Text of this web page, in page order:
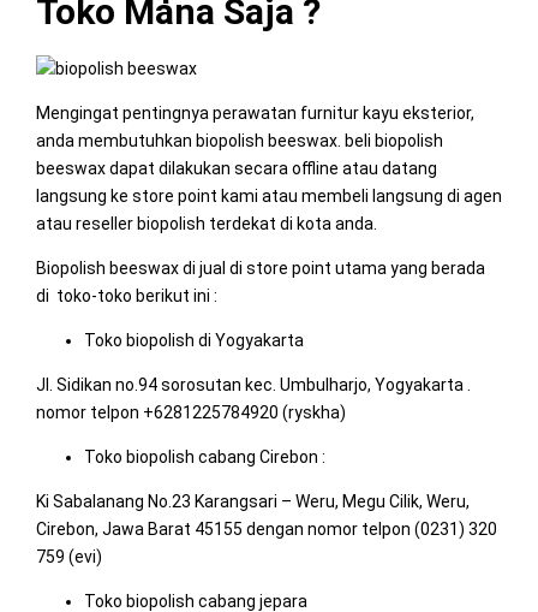
Toko Mana Saja ?
Mengingat pentingnya perawatan furnitur kayu eksterior,
anda membutuhkan biopolish beeswax. beli biopolish
beeswax dapat dilakukan secara offline atau datang
langsung ke store point kami atau membeli langsung di agen
atau reseller biopolish terdekat di kota anda.
Biopolish beeswax di jual di store point utama yang berada
di toko-toko berikut ini :
Toko biopolish di Yogyakarta
Jl. Sidikan no.94 sorosutan kec. Umbulharjo, Yogyakarta .
nomor telpon +6281225784920 (ryskha)
Toko biopolish cabang Cirebon :
Ki Sabalanang No.23 Karangsari – Weru, Megu Cilik, Weru,
Cirebon, Jawa Barat 45155 dengan nomor telpon (0231) 320
759 (evi)
Toko biopolish cabang jepara